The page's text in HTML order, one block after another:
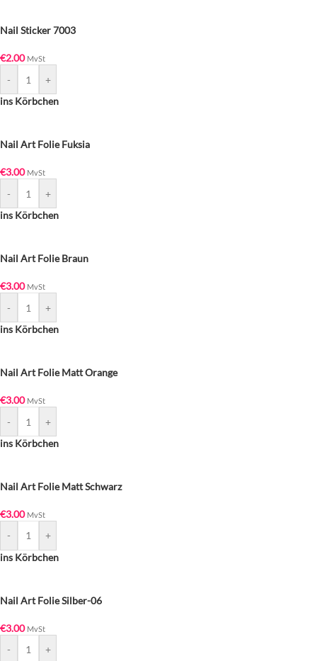
Nail Sticker 7003
€2.00 MvSt
-
+
ins Körbchen
Nail Art Folie Fuksia
€3.00 MvSt
-
+
ins Körbchen
Nail Art Folie Braun
€3.00 MvSt
-
+
ins Körbchen
Nail Art Folie Matt Orange
€3.00 MvSt
-
+
ins Körbchen
Nail Art Folie Matt Schwarz
€3.00 MvSt
-
+
ins Körbchen
Nail Art Folie Silber-06
€3.00 MvSt
-
+